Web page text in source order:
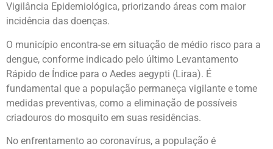
Vigilância Epidemiológica, priorizando áreas com maior
incidência das doenças.
O município encontra-se em situação de médio risco para a
dengue, conforme indicado pelo último Levantamento
Rápido de Índice para o Aedes aegypti (Liraa). É
fundamental que a população permaneça vigilante e tome
medidas preventivas, como a eliminação de possíveis
criadouros do mosquito em suas residências.
No enfrentamento ao coronavírus, a população é